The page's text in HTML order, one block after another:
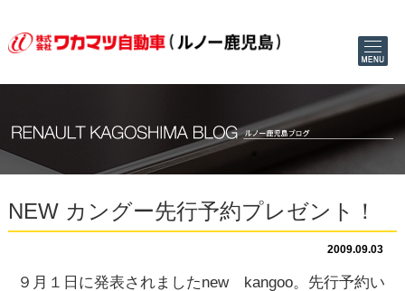
NEW カングー先行予約プレゼント！
2009.09.03
９月１日に発表されましたnew kangoo。先行予約い